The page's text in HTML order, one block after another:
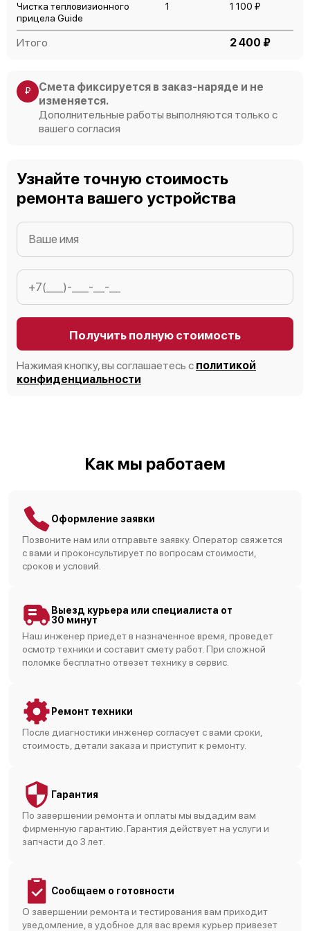
Чистка тепловизионного
прицела Guide
1 1 100 ₽
Итого 2 400 ₽
₽
Смета фиксируется в заказ-наряде и не
изменяется.
Дополнительные работы выполняются только с
вашего согласия
Узнайте точную стоимость
ремонта вашего устройства
Получить полную стоимость
Нажимая кнопку, вы соглашаетесь с политикой
конфиденциальности
Как мы работаем
Оформление заявки
Позвоните нам или отправьте заявку. Оператор свяжется
с вами и проконсультирует по вопросам стоимости,
сроков и условий.
Выезд курьера или специалиста от
30 минут
Наш инженер приедет в назначенное время, проведет
осмотр техники и составит смету работ. При сложной
поломке бесплатно отвезет технику в сервис.
Ремонт техники
После диагностики инженер согласует с вами сроки,
стоимость, детали заказа и приступит к ремонту.
Гарантия
По завершении ремонта и оплаты мы выдадим вам
фирменную гарантию. Гарантия действует на услуги и
запчасти до 3 лет.
Сообщаем о готовности
О завершении ремонта и тестирования вам приходит
уведомление, в удобное для вас время курьер привезет